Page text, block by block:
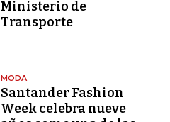
Ministerio de
Transporte
MODA
Santander Fashion
Week celebra nueve